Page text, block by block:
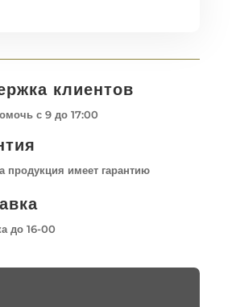
клиентов
с 9 до 17:00
продукция имеет гарантию
до 16-00